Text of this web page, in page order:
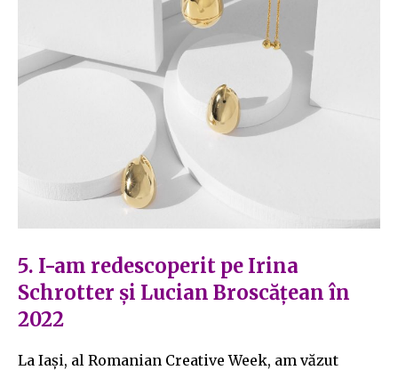
5. I-am redescoperit pe Irina
Schrotter și Lucian Broscățean în
2022
La Iași, al Romanian Creative Week, am văzut